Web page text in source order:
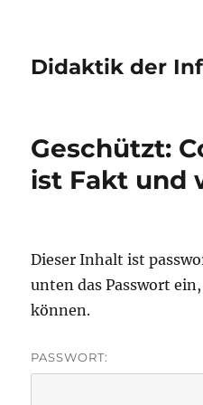
Didaktik der
Geschützt:
ist Fakt und
Dieser Inhalt ist
unten das Passwort
können.
PASSWORT: